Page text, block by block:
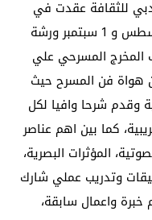
للثقافة عقدت في
مسرح دبي الوطني في يومي 31 اغسطس و 1 سبتمبر ورشة
المخرج المسرحي علي
40 مشارك من هواة فن المسرح حيث
وقدم شرحا وافيا لكل
كما بين اهم عناصر
المؤثرات البصرية،
وتدريب عملي شارك
واعمال سابقة،